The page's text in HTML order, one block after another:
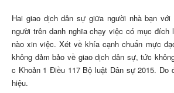
Hai giao dịch dân sự giữa người nhà bạn
người trên danh nghĩa chạy việc có mục đích
nào xin việc. Xét về khía cạnh chuẩn mực
không đảm bảo về giao dịch dân sự, tức
c Khoản 1 Điều 117 Bộ luật Dân sự 2015. Do
hiệu.